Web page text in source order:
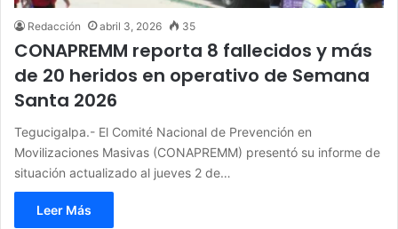
Redacción abril 3, 2026 35
CONAPREMM reporta 8 fallecidos y más
de 20 heridos en operativo de Semana
Santa 2026
Tegucigalpa.- El Comité Nacional de Prevención en
Movilizaciones Masivas (CONAPREMM) presentó su informe de
situación actualizado al jueves 2 de…
Leer Más